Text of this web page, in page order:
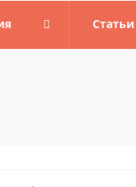
Статьи